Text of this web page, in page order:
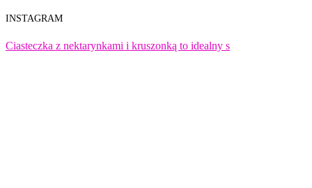
INSTAGRAM
Ciasteczka z nektarynkami i kruszonką to idealny s